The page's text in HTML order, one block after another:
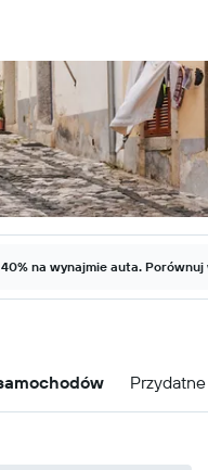
40% na wynajmie auta.